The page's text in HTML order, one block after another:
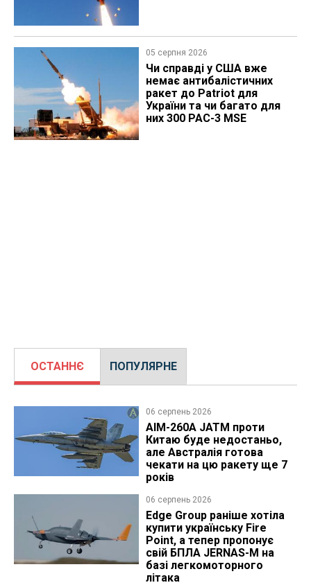
05 серпня 2026
Чи справді у США вже
немає антибалістичних
ракет до Patriot для
України та чи багато для
них 300 PAC-3 MSE
ОСТАННЄ ПОПУЛЯРНЕ
06 серпень 2026
AIM-260A JATM проти
Китаю буде недостаньо,
але Австралія готова
чекати на цю ракету ще 7
років
06 серпень 2026
Edge Group раніше хотіла
купити українську Fire
Point, а тепер пропонує
свій БПЛА JERNAS-M на
базі легкомоторного
літака